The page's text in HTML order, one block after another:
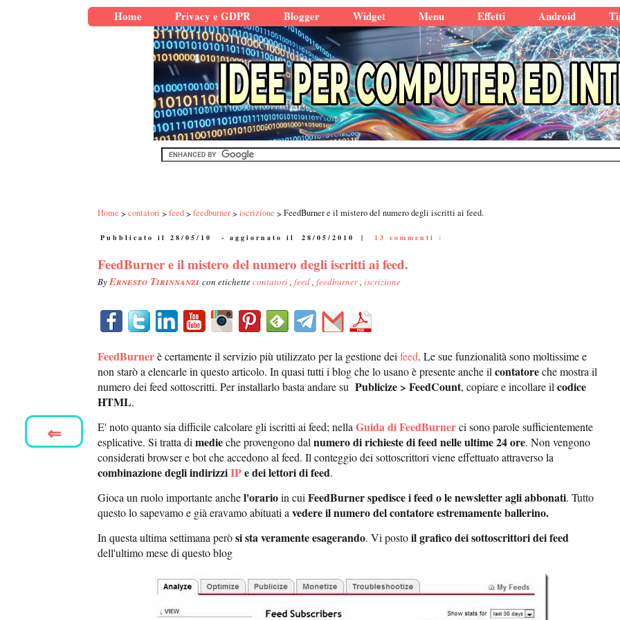
Home Privacy e GDPR Blogger Widget Menu Effetti Android
Home contatori feed feedburner iscrizione FeedBurner e il mistero del numero degli iscritti ai feed.
Pubblicato il 28/05/10 - aggiornato il 28/05/2010 | 13 commenti :
FeedBurner e il mistero del numero degli iscritti ai feed.
ByErnesto Tirinnanzi con etichettecontatori, feed, feedburner, iscrizione
FeedBurnerè certamente il servizio più utilizzato per la gestione dei feed. Le sue funzionalità sono moltissime e
non starò a elencarle in questo articolo. In quasi tutti i blog che lo usano è presente anche il contatoreche mostra il
numero dei feed sottoscritti. Per installarlo basta andare su Publicize > FeedCount, copiare e incollare il codice
HTML.
E' noto quanto sia difficile calcolare gli iscritti ai feed; nella Guida di FeedBurnerci sono parole sufficientemente
esplicative. Si tratta di medieche provengono dal numero di richieste di feed nelle ultime 24 ore. Non vengono
considerati browser e bot che accedono al feed. Il conteggio dei sottoscrittori viene effettuato attraverso la
combinazione degli indirizziIPe dei lettori di feed.
Gioca un ruolo importante anchel'orarioin cui FeedBurner spedisce i feed o le newsletter agli abbonati. Tutto
questo lo sapevamo e già eravamo abituati a vedere il numero del contatore estremamente ballerino.
In questa ultima settimana peròsi sta veramente esagerando. Vi postoil grafico dei sottoscrittori dei feed
dell'ultimo mese di questo blog
⇐